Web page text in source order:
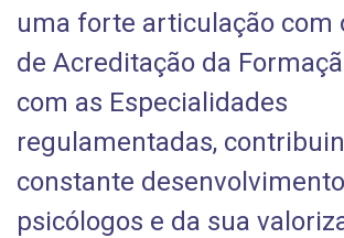
uma forte articulação com
de Acreditação da
com as Especialidades
regulamentadas,
constante
psicólogos e da sua